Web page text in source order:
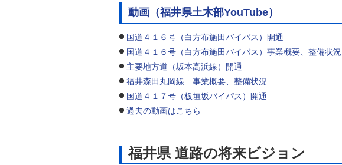
動画（福井県土木部YouTube）
国道４１６号（白方布施田バイパス）開通
国道４１６号（白方布施田バイパス）事業概要、整備状況
主要地方道（坂本高浜線）開通
福井森田丸岡線 事業概要、整備状況
国道４１７号（板垣坂バイパス）開通
過去の動画はこちら
福井県 道路の将来ビジョン